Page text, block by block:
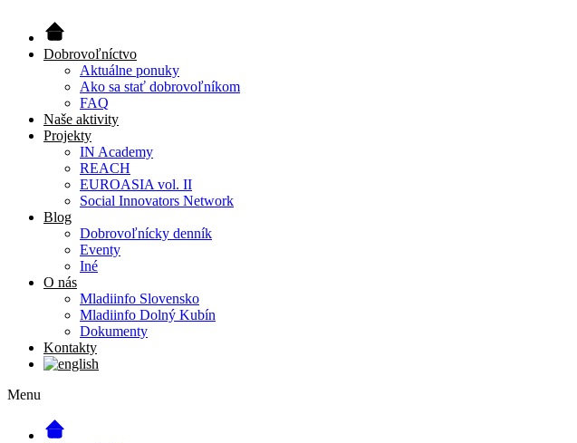
Dobrovoľníctvo
Aktuálne ponuky
Ako sa stať dobrovoľníkom
FAQ
Naše aktivity
Projekty
IN Academy
REACH
EUROASIA vol. II
Social Innovators Network
Blog
Dobrovoľnícky denník
Eventy
Iné
O nás
Mladiinfo Slovensko
Mladiinfo Dolný Kubín
Dokumenty
Kontakty
Menu